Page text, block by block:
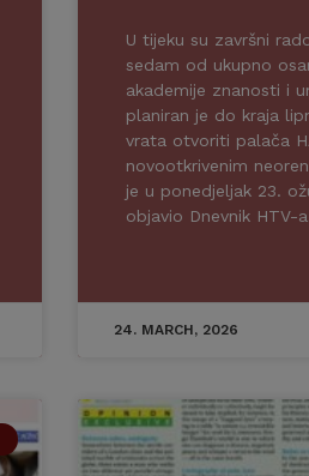
U tijeku su završni
sedam od ukupno
akademije znanosti i
planiran je do kraja
vrata otvoriti palača
novootkrivenim
je u ponedjeljak 23.
objavio Dnevnik HTV-
24. MARCH, 2026